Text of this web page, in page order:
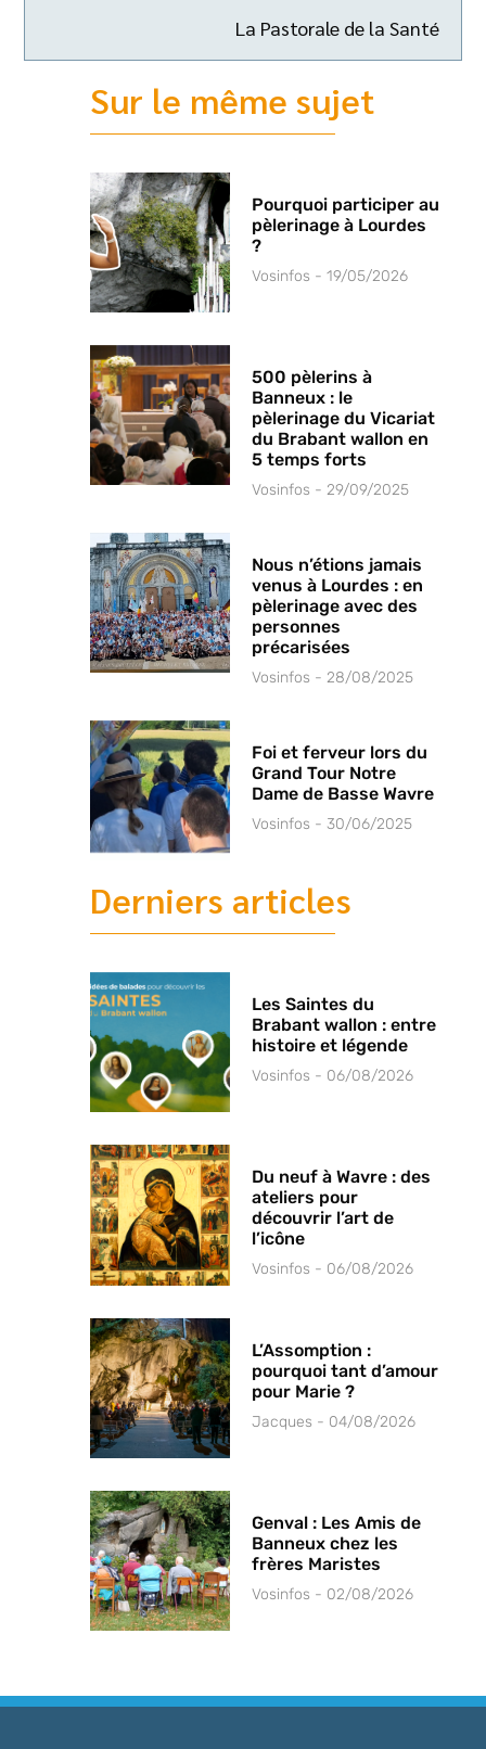
La Pastorale de la Santé
Sur le même sujet
Pourquoi participer au
pèlerinage à Lourdes
?
Vosinfos 19/05/2026
500 pèlerins à
Banneux : le
pèlerinage du Vicariat
du Brabant wallon en
5 temps forts
Vosinfos 29/09/2025
Nous n’étions jamais
venus à Lourdes : en
pèlerinage avec des
personnes
précarisées
Vosinfos 28/08/2025
Foi et ferveur lors du
Grand Tour Notre
Dame de Basse Wavre
Vosinfos 30/06/2025
Derniers articles
Les Saintes du
Brabant wallon : entre
histoire et légende
Vosinfos 06/08/2026
Du neuf à Wavre : des
ateliers pour
découvrir l’art de
l’icône
Vosinfos 06/08/2026
L’Assomption :
pourquoi tant d’amour
pour Marie ?
Jacques 04/08/2026
Genval : Les Amis de
Banneux chez les
frères Maristes
Vosinfos 02/08/2026